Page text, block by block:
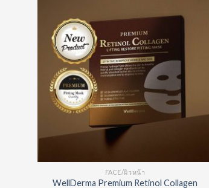
Add to
FACE/ผิวหน้า
WellDerma Premium Retinol Collagen